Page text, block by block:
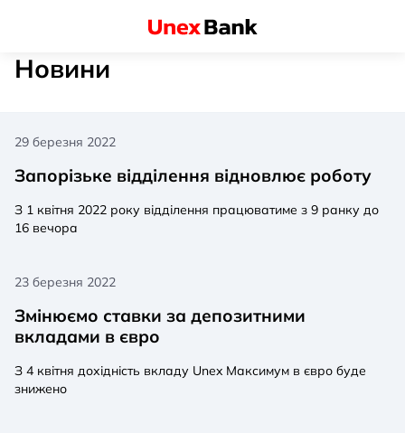
Новини
29 березня 2022
Запорізьке відділення відновлює роботу
З 1 квітня 2022 року відділення працюватиме з 9 ранку до
16 вечора
23 березня 2022
Змінюємо ставки за депозитними
вкладами в євро
З 4 квітня дохідність вкладу Unex Максимум в євро буде
знижено